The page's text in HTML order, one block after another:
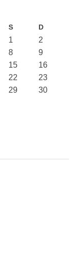
S D
1
2
8
9
15
16
22
23
29
30